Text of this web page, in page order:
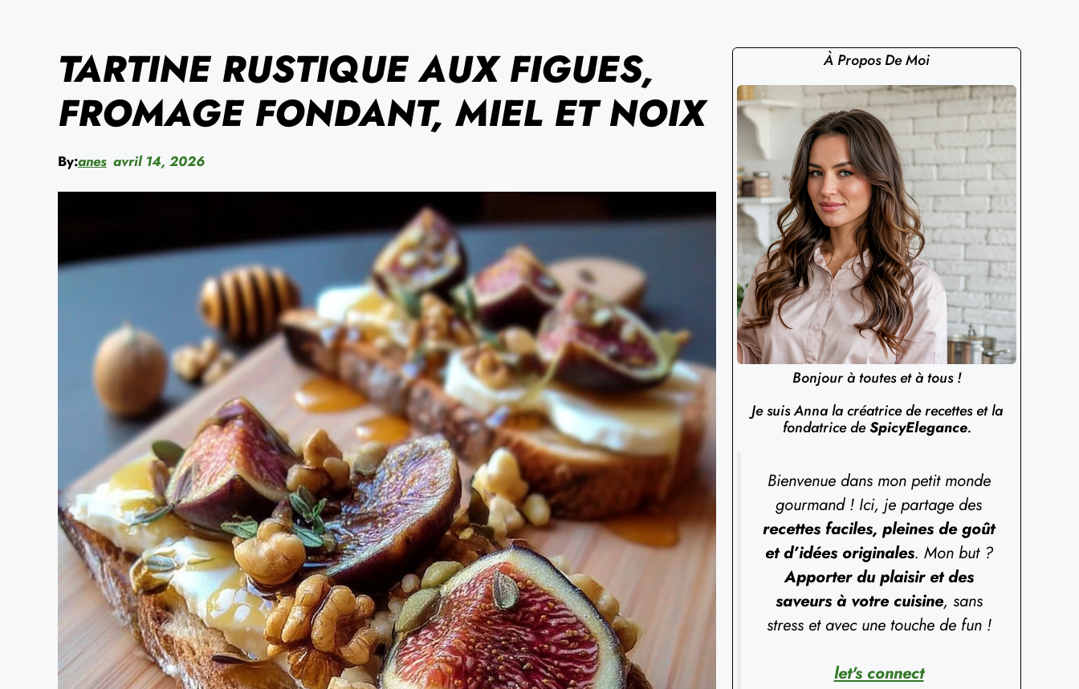
TARTINE RUSTIQUE AUX FIGUES,
FROMAGE FONDANT, MIEL ET NOIX
By:anes avril 14, 2026
À Propos De Moi
Bonjour à toutes et à tous !
Je suis Anna la créatrice de recettes et la
fondatrice deSpicyElegance.
Bienvenue dans mon petit monde
gourmand ! Ici, je partage des
recettes faciles, pleines de goût
et d’idées originales. Mon but ?
Apporter du plaisir et des
saveurs à votre cuisine, sans
stress et avec une touche de fun !
let's connect